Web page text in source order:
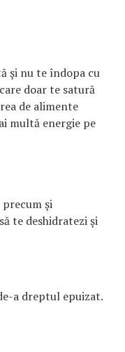
şi nu te îndopa cu
doar te satură
de alimente
multă energie pe
şi
te deshidratezi şi
a dreptul epuizat.